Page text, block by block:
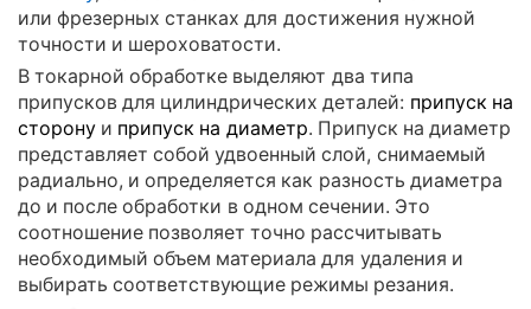
или фрезерных станках для достижения нужной
точности и шероховатости.
В токарной обработке выделяют два типа
припусков для цилиндрических деталей: припуск на
сторону и припуск на диаметр. Припуск на диаметр
представляет собой удвоенный слой, снимаемый
радиально, и определяется как разность диаметра
до и после обработки в одном сечении. Это
соотношение позволяет точно рассчитывать
необходимый объем материала для удаления и
выбирать соответствующие режимы резания.